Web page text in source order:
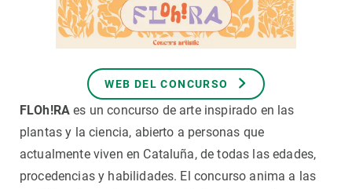
WEB DEL CONCURSO
FLOh!RA es un concurso de arte inspirado en las
plantas y la ciencia, abierto a personas que
actualmente viven en Cataluña, de todas las edades,
procedencias y habilidades. El concurso anima a las